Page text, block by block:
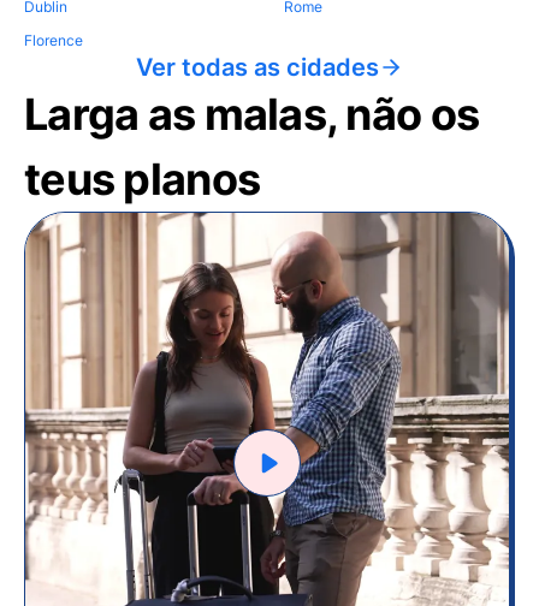
Dublin
Florence
Rome
Ver todas as cidades
Larga as malas, não os
teus planos